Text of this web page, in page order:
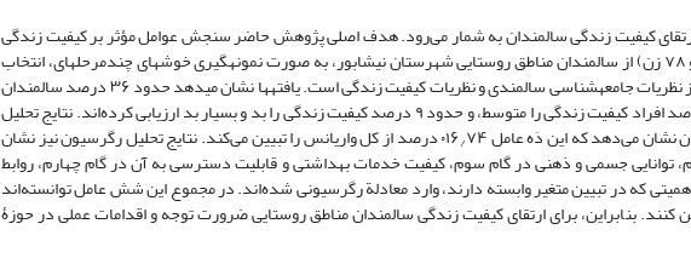
کیفیت زندگی سالمندان به ‌شمار می‌رود. هدف اصلی پژوهش حاضر سنجش عوامل مؤثر بر کیفیت زندگی
سالمندان در مناطق روستایی است. به همین منظور ۱۵۰ نفر (۷۲ مرد و ۷۸ زن) از سالمندان مناطق روستایی شهرستان نیشابور، به صورت نمونه‏گیری خوشه‏ای چندمرحله‏ای، انتخاب
شدند و دربارۀ زندگی آن‌ها مطالعه شد. چارچوب نظری تحقیق تلفیقی از نظریات جامعه‏شناسی سالمندی و نظریات کیفیت زندگی است. یافته‏ها نشان می‏دهد حدود ۳۶ درصد سالمندان
روستای مورد مطالعه کیفیت زندگی خود را خوب و بسیار خوب، ۵۵ درصد افراد کیفیت زندگی را متوسط، و حدود ۹ درصد کیفیت زندگی را بد و بسیار بد ارزیابی کرده‌اند. نتایج تحلیل
می‌دهد که این دَه عامل ۰۱۶ / ۷۴ درصد از کل واریانس را تبیین می‌کند. نتایج تحلیل رگرسیون نیز نشان
جسمی و ذهنی در گام سوم، کیفیت خدمات بهداشتی و قابلیت دسترسی به آن در گام چهارم، روابط
که در تبیین متغیر وابسته دارند، وارد معادلة رگرسیونی شده‌اند. در مجموع این شش عامل توانسته‌اند
تبیین کنند. بنابراین، برای ارتقای کیفیت زندگی سالمندان مناطق روستایی ضرورت توجه و اقدامات عملی در حوزۀ